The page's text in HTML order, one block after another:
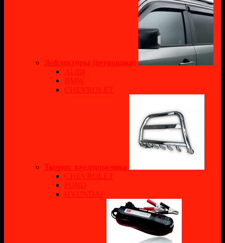
Дефлекторы (ветровики)
AUDI
BMW
CHEVROLET
Тюнинг внедорожника
CHEVROLET
FORD
HYUNDAI